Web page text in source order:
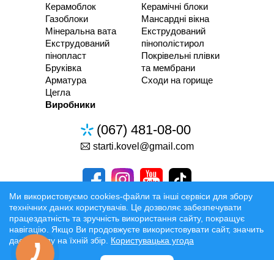
Керамоблок
Газоблоки
Мінеральна вата
Екструдований
пінопласт
Бруківка
Арматура
Цегла
Керамічні блоки
Мансардні вікна
Екструдований
пінополістирол
Покрівельні плівки
та мембрани
Сходи на горище
Виробники
(067) 481-08-00
starti.kovel@gmail.com
Розробка та Розкрутка сайтів
Офіційні умови
Ми використовуємо cookies-файли та інші сервіси для збору
технічних даних користувачів. Це дозволяє забезпечувати
працездатність та зручність використання сайту, покращує
навігацію. Якщо Ви продовжуєте використовувати сайт, значить
даєте згоду на їхній збір. Користувацька угода